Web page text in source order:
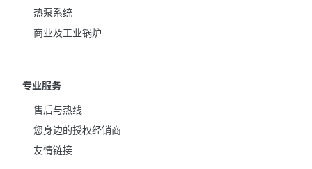
热泵系统
商业及工业锅炉
专业服务
售后与热线
您身边的授权经销商
友情链接